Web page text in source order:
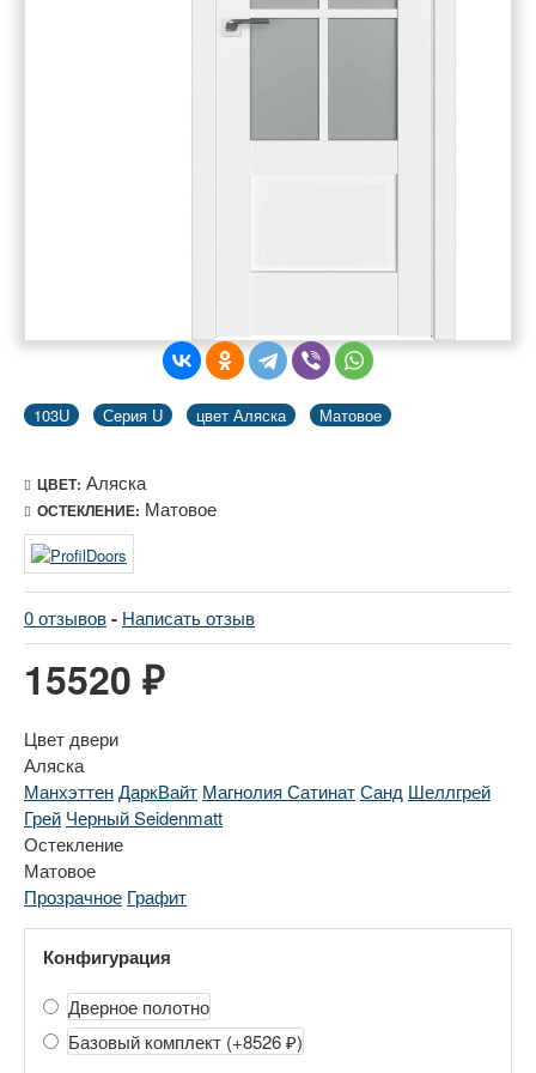
103U Серия U цвет Аляска Матовое
ЦВЕТ: Аляска
ОСТЕКЛЕНИЕ: Матовое
0 отзывов- Написать отзыв
15520 ₽
Цвет двери
Аляска
МанхэттенДаркВайт Магнолия СатинатСанд Шеллгрей
Грей Черный Seidenmatt
Остекление
Матовое
Прозрачное Графит
Конфигурация
Дверное полотно
Базовый комплект (+8526 ₽)